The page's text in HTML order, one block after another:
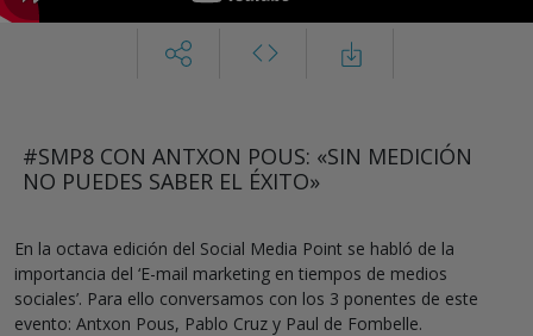
#SMP8 CON ANTXON POUS: «SIN MEDICIÓN
NO PUEDES SABER EL ÉXITO»
En la octava edición del Social Media Point se habló de la
importancia del ‘E-mail marketing en tiempos de medios
sociales’. Para ello conversamos con los 3 ponentes de este
evento: Antxon Pous, Pablo Cruz y Paul de Fombelle.